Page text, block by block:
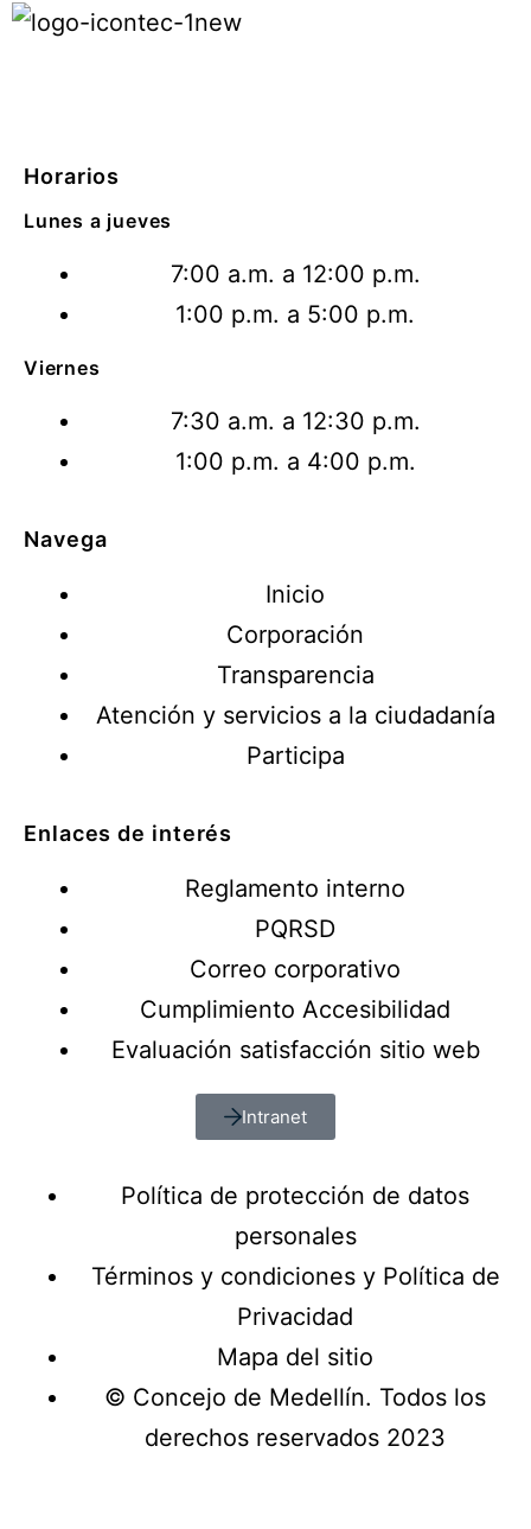
Horarios
Lunes a jueves
7:00 a.m. a 12:00 p.m.
1:00 p.m. a 5:00 p.m.
Viernes
7:30 a.m. a 12:30 p.m.
1:00 p.m. a 4:00 p.m.
Navega
Inicio
Corporación
Transparencia
Atención y servicios a la ciudadanía
Participa
Enlaces de interés
Reglamento interno
PQRSD
Correo corporativo
Cumplimiento Accesibilidad
Evaluación satisfacción sitio web
Intranet
Política de protección de datos
personales
Términos y condiciones y Política de
Privacidad
Mapa del sitio
© Concejo de Medellín. Todos los
derechos reservados 2023